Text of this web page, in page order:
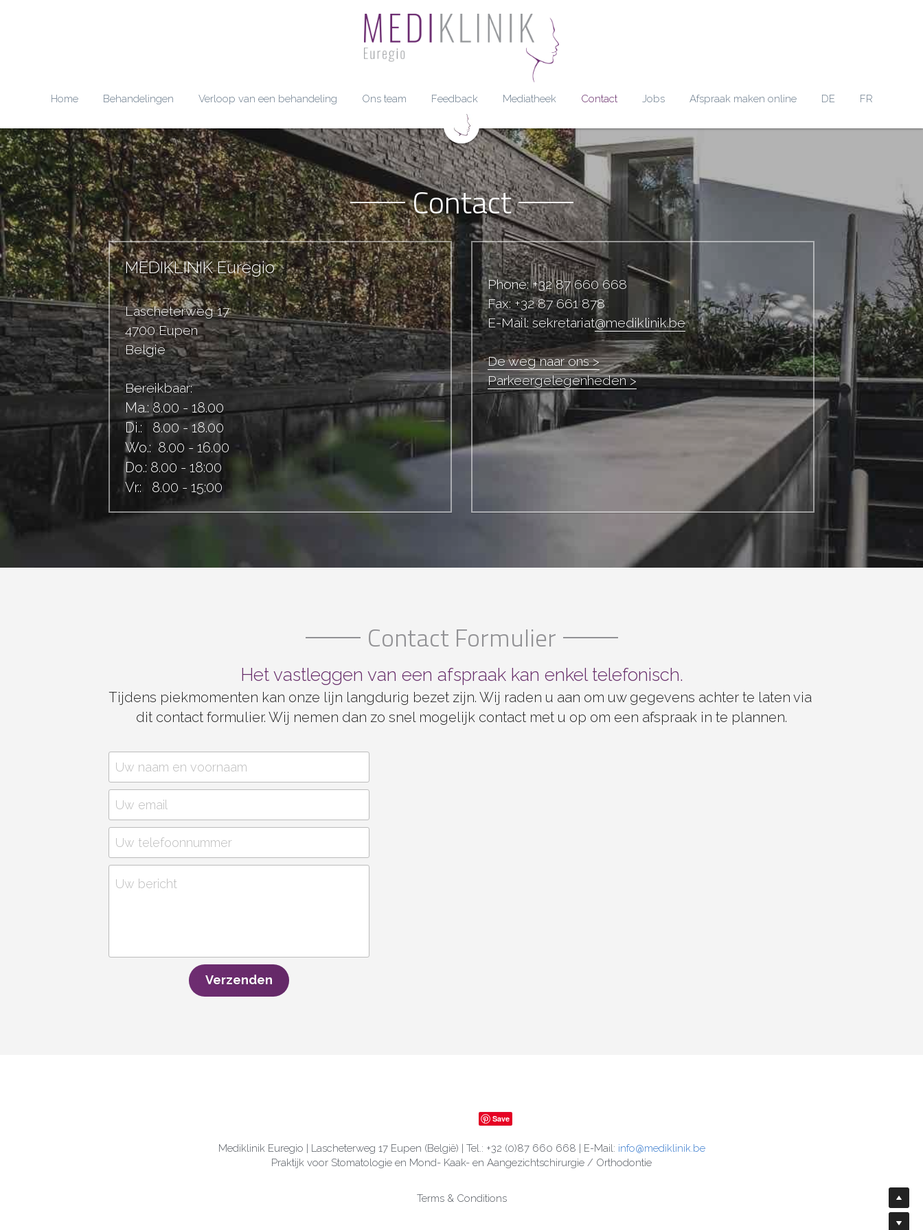
Home Behandelingen Verloop van een behandeling Ons team Feedback Mediatheek Contact Jobs Afspraak maken online DE FR
Contact
MEDIKLINIK Euregio
Lascheterweg 17
4700 Eupen
Belgie
Bereikbaar:
Ma.: 8.00 - 18.00
Di.:   8.00 - 18.00
Wo.:  8.00 - 16.00
Do.: 8.00 - 18:00
Vr.:   8.00 - 15:00
Phone: +32 87 660 668
Fax: +32 87 661 878
E-Mail: sekretariat@mediklinik.be
De weg naar ons >
Parkeergelegenheden >
Contact Formulier
Het vastleggen van een afspraak kan enkel telefonisch.
Tijdens piekmomenten kan onze lijn langdurig bezet zijn. Wij raden u aan om uw gegevens achter te laten via
dit contact formulier. Wij nemen dan zo snel mogelijk contact met u op om een afspraak in te plannen.
Uw naam en voornaam
Uw email
Uw telefoonnummer
Uw bericht
Verzenden
Save
Mediklinik Euregio | Lascheterweg 17 Eupen (België) | Tel.: +32 (0)87 660 668 | E-Mail: info@mediklinik.be
Praktijk voor Stomatologie en Mond- Kaak- en Aangezichtschirurgie / Orthodontie
Terms & Conditions